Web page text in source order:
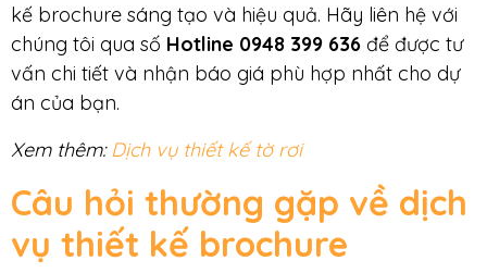
kế brochure sáng tạo và hiệu quả. Hãy liên hệ với
chúng tôi qua số Hotline 0948 399 636 để được tư
vấn chi tiết và nhận báo giá phù hợp nhất cho dự
án của bạn.
Xem thêm:Dịch vụ thiết kế tờ rơi
Câu hỏi thường gặp về dịch
vụ thiết kế brochure